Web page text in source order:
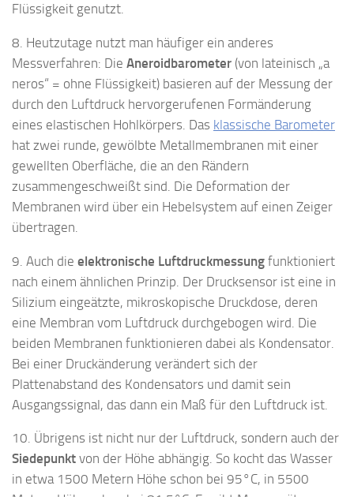
Flüssigkeit genutzt.
8. Heutzutage nutzt man häufiger ein anderes
Messverfahren: Die Aneroidbarometer (von lateinisch „a
neros“ = ohne Flüssigkeit) basieren auf der Messung der
durch den Luftdruck hervorgerufenen Formänderung
eines elastischen Hohlkörpers. Das klassische Barometer
hat zwei runde, gewölbte Metallmembranen mit einer
gewellten Oberfläche, die an den Rändern
zusammengeschweißt sind. Die Deformation der
Membranen wird über ein Hebelsystem auf einen Zeiger
übertragen.
9. Auch die elektronische Luftdruckmessung funktioniert
nach einem ähnlichen Prinzip. Der Drucksensor ist eine in
Silizium eingeätzte, mikroskopische Druckdose, deren
eine Membran vom Luftdruck durchgebogen wird. Die
beiden Membranen funktionieren dabei als Kondensator.
Bei einer Druckänderung verändert sich der
Plattenabstand des Kondensators und damit sein
Ausgangssignal, das dann ein Maß für den Luftdruck ist.
10. Übrigens ist nicht nur der Luftdruck, sondern auch der
Siedepunkt von der Höhe abhängig. So kocht das Wasser
in etwa 1500 Metern Höhe schon bei 95°C, in 5500